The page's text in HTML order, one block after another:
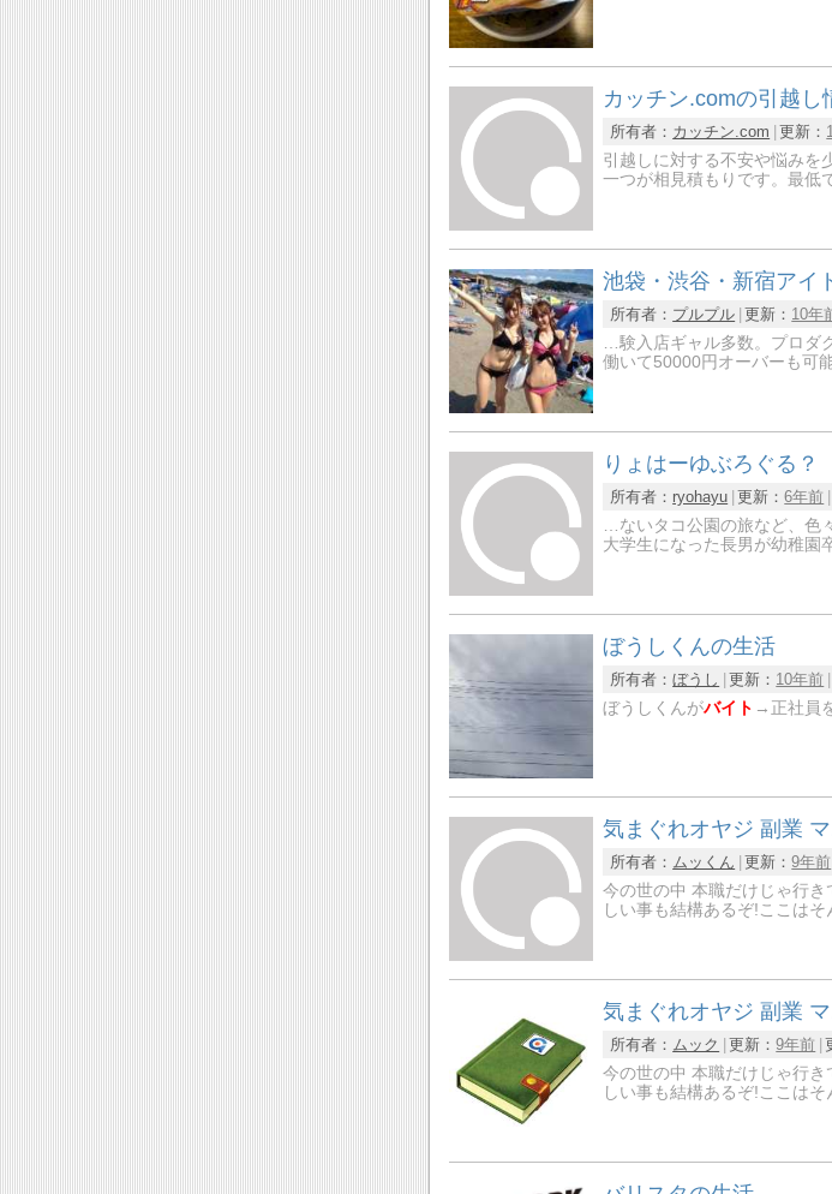
カッチン.comの引越し
所有者： カッチン.com 更新：
引越しに対する不安や悩みを
一つが相見積もりです。最低
池袋・渋谷・新宿アイ
所有者： プルプル 更新： 10年
…験入店ギャル多数。プロダ
働いて50000円オーバーも可
りょはーゆぶろぐる？
所有者： ryohayu 更新：6年前
…ないタコ公園の旅など、色
大学生になった長男が幼稚園
ぼうしくんの生活
所有者：ぼうし 更新： 10年前
ぼうしくんがバイト →正社員
気まぐれオヤジ 副業
所有者： ムッくん 更新：9年前
今の世の中 本職だけじゃ行
しい事も結構あるぞ!ここはそ
気まぐれオヤジ 副業
所有者： ムック 更新：9年前
今の世の中 本職だけじゃ行
しい事も結構あるぞ!ここはそ